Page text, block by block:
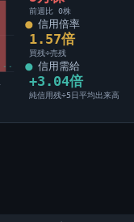
前週比 0株
信用倍率
1.57倍
買残÷売残
信用需給
+3.04倍
純信用残÷5日平均出来高